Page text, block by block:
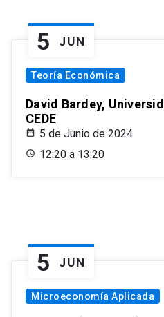
5 JUN
Teoría Económica
David Bardey,
CEDE
5 de Junio de 2024
12:20 a 13:20
5 JUN
Microeconomía Aplicada